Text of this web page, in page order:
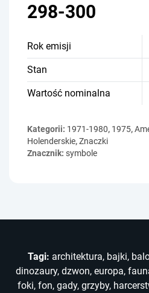
298-300
Rok emisji
Stan
Wartość nominalna
Kategorii: 1971-1980, 1975,
Holenderskie,Znaczki
Znacznik: symbole
Tagi: architektura, bajki,
dinozaury, dzwon, europa,
foki, fon, gady, grzyby,